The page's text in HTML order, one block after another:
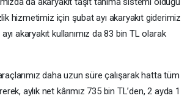
hizmetimiz için şubat ayı akaryakıt giderimiz
akaryakıt kullanımız da 83 bin TL olarak
daha uzun süre çalışarak hatta tüm
aylık net kârımız 735 bin TL’den, 2 ayda 1